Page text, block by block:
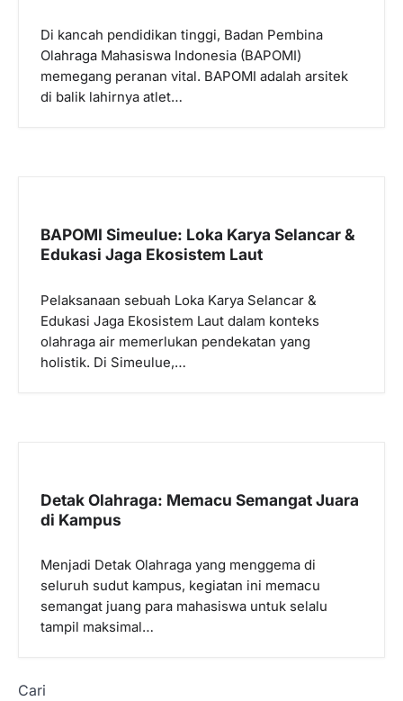
Di kancah pendidikan tinggi, Badan Pembina
Olahraga Mahasiswa Indonesia (BAPOMI)
memegang peranan vital. BAPOMI adalah arsitek
di balik lahirnya atlet…
BAPOMI Simeulue: Loka Karya Selancar &
Edukasi Jaga Ekosistem Laut
Pelaksanaan sebuah Loka Karya Selancar &
Edukasi Jaga Ekosistem Laut dalam konteks
olahraga air memerlukan pendekatan yang
holistik. Di Simeulue,…
Detak Olahraga: Memacu Semangat Juara
di Kampus
Menjadi Detak Olahraga yang menggema di
seluruh sudut kampus, kegiatan ini memacu
semangat juang para mahasiswa untuk selalu
tampil maksimal…
Cari